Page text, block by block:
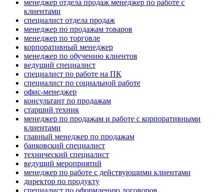
менеджер отдела продаж менеджер по работе с
клиентами
специалист отдела продаж
менеджер по продажам товаров
менеджер по торговле
корпоративный менеджер
менеджер по обучению клиентов
ведущий специалист
специалист по работе на ПК
специалист по социальной работе
офис-менеджер
консультант по продажам
старший техник
менеджер по продажам и работе с корпоративными
клиентами
главный менеджер по продажам
банковский специалист
технический специалист
ведущий мероприятий
менеджер по работе с действующими клиентами
директор по продукту
специалист по оформлению договоров